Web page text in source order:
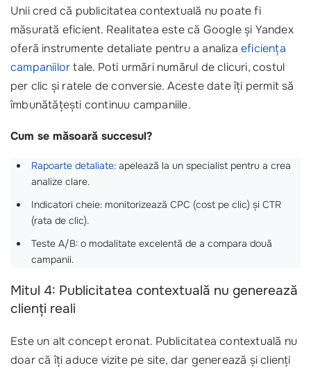
Unii cred că publicitatea contextuală nu poate fi
măsurată eficient. Realitatea este că Google și Yandex
oferă instrumente detaliate pentru a analiza eficiența
campaniilortale. Poti urmări numărul de clicuri, costul
per clic și ratele de conversie. Aceste date îți permit să
îmbunătățești continuu campaniile.
Cum se măsoară succesul?
Rapoarte detaliate: apelează la un specialist pentru a crea
analize clare.
Indicatori cheie: monitorizează CPC (cost pe clic) și CTR
(rata de clic).
Teste A/B: o modalitate excelentă de a compara două
campanii.
Mitul 4: Publicitatea contextuală nu generează
clienți reali
Este un alt concept eronat. Publicitatea contextuală nu
doar că îți aduce vizite pe site, dar generează și clienți